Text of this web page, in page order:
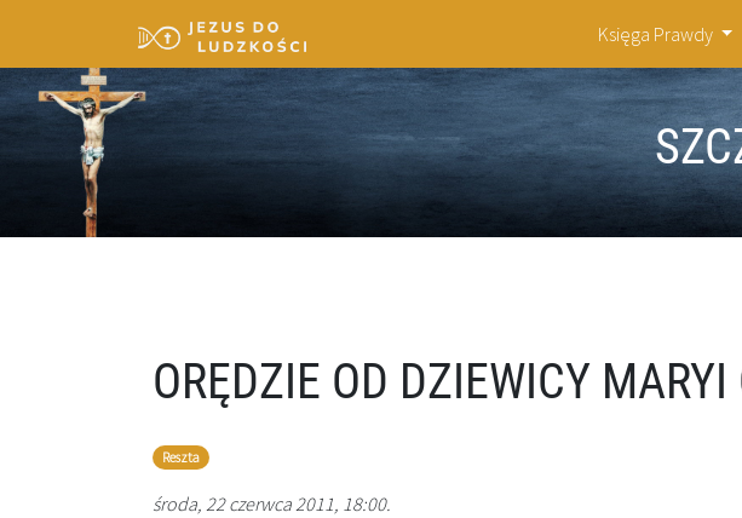
Księga Prawdy
ORĘDZIE OD DZIEWICY
Reszta
środa, 22 czerwca 2011, 18:00.